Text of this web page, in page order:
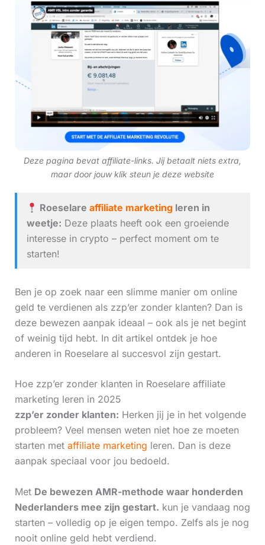
Deze pagina bevat affiliate-links. Jij betaalt niets extra,
maar door jouw klik steun je deze website
Roeselare affiliate marketingleren in
weetje: Deze plaats heeft ook een groeiende
interesse in crypto – perfect moment om te
starten!
Ben je op zoek naar een slimme manier om online
geld te verdienen als zzp’er zonder klanten? Dan is
deze bewezen aanpak ideaal – ook als je net begint
of weinig tijd hebt. In dit artikel ontdek je hoe
anderen in Roeselare al succesvol zijn gestart.
Hoe zzp’er zonder klanten in Roeselare affiliate
marketing leren in 2025
zzp’er zonder klanten: Herken jij je in het volgende
probleem? Veel mensen weten niet hoe ze moeten
starten met affiliate marketing leren. Dan is deze
aanpak speciaal voor jou bedoeld.
Met De bewezen AMR-methode waar honderden
Nederlanders mee zijn gestart. kun je vandaag nog
starten – volledig op je eigen tempo. Zelfs als je nog
nooit online geld hebt verdiend.